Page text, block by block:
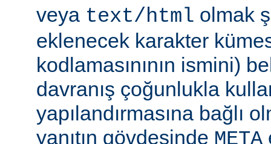
veya text/html olmak
eklenecek karakter
kodlamasınının ismini)
davranış çoğunlukla
yapılandırmasına bağlı
yanıtın gövdesinde META